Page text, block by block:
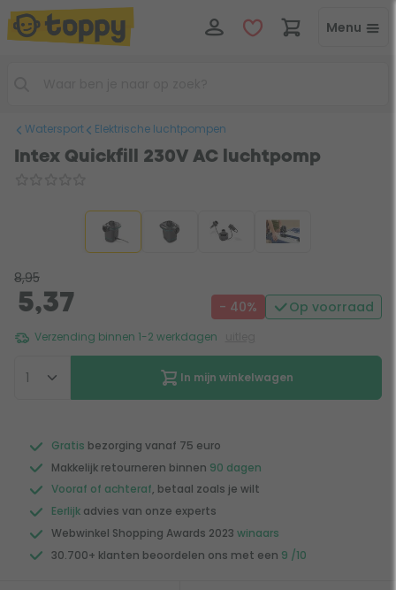
Menu
Watersport Elektrische luchtpompen
Intex Quickfill 230V AC luchtpomp
8,95
5,37 - 40% Op voorraad
Verzending binnen 1-2 werkdagen
In mijn winkelwagen
Gratis bezorging vanaf 75 euro
Makkelijk retourneren binnen 90 dagen
Vooraf of achteraf, betaal zoals je wilt
Eerlijk advies van onze experts
Webwinkel Shopping Awards 2023 winaars
30.700+ klanten beoordelen ons met een 9 /10